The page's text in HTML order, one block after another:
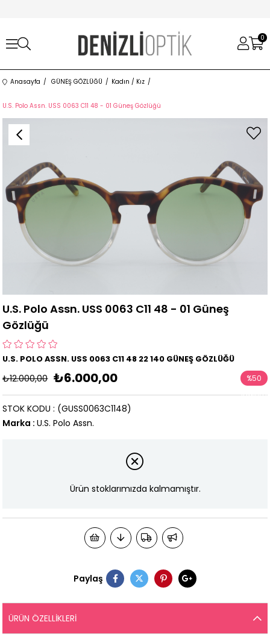
0
Anasayfa GÜNEŞ GÖZLÜĞÜ Kadın / Kız
U.S. Polo Assn. USS 0063 C11 48 - 01 Güneş Gözlüğü
U.S. Polo Assn. USS 0063 C11 48 - 01 Güneş
Gözlüğü
U.S. POLO ASSN. USS 0063 C11 48 22 140 GÜNEŞ GÖZLÜĞÜ
₺12.000,00 ₺6.000,00 %50
İndirim
(GUSS0063C1148)
STOK KODU
Marka : U.S. Polo Assn.
Ürün stoklarımızda kalmamıştır.
Paylaş
ÜRÜN ÖZELLIKLERI